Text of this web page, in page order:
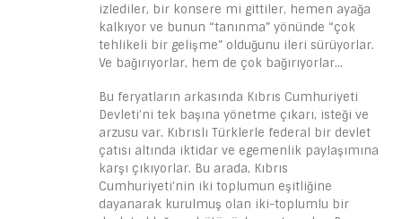
izlediler, bir konsere mi gittiler, hemen ayağa
kalkıyor ve bunun “tanınma” yönünde “çok
tehlikeli bir gelişme” olduğunu ileri sürüyorlar.
Ve bağırıyorlar, hem de çok bağırıyorlar…
Bu feryatların arkasında Kıbrıs Cumhuriyeti
Devleti’ni tek başına yönetme çıkarı, isteği ve
arzusu var. Kıbrıslı Türklerle federal bir devlet
çatısı altında iktidar ve egemenlik paylaşımına
karşı çıkıyorlar. Bu arada, Kıbrıs
Cumhuriyeti’nin iki toplumun eşitliğine
dayanarak kurulmuş olan iki-toplumlu bir